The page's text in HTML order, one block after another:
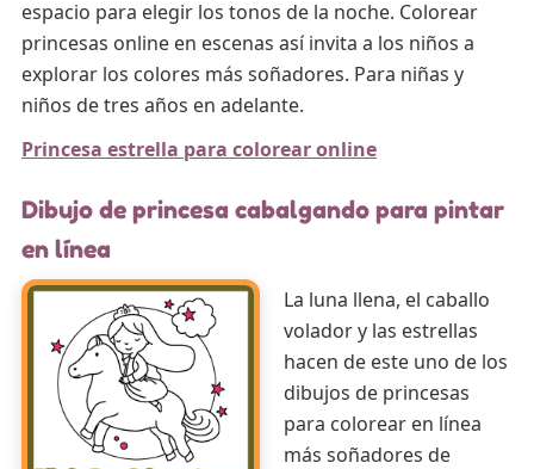
espacio para elegir los tonos de la noche. Colorear
princesas online en escenas así invita a los niños a
explorar los colores más soñadores. Para niñas y
niños de tres años en adelante.
Princesa estrella para colorear online
Dibujo de princesa cabalgando para pintar
en línea
La luna llena, el caballo
volador y las estrellas
hacen de este uno de los
dibujos de princesas
para colorear en línea
más soñadores de